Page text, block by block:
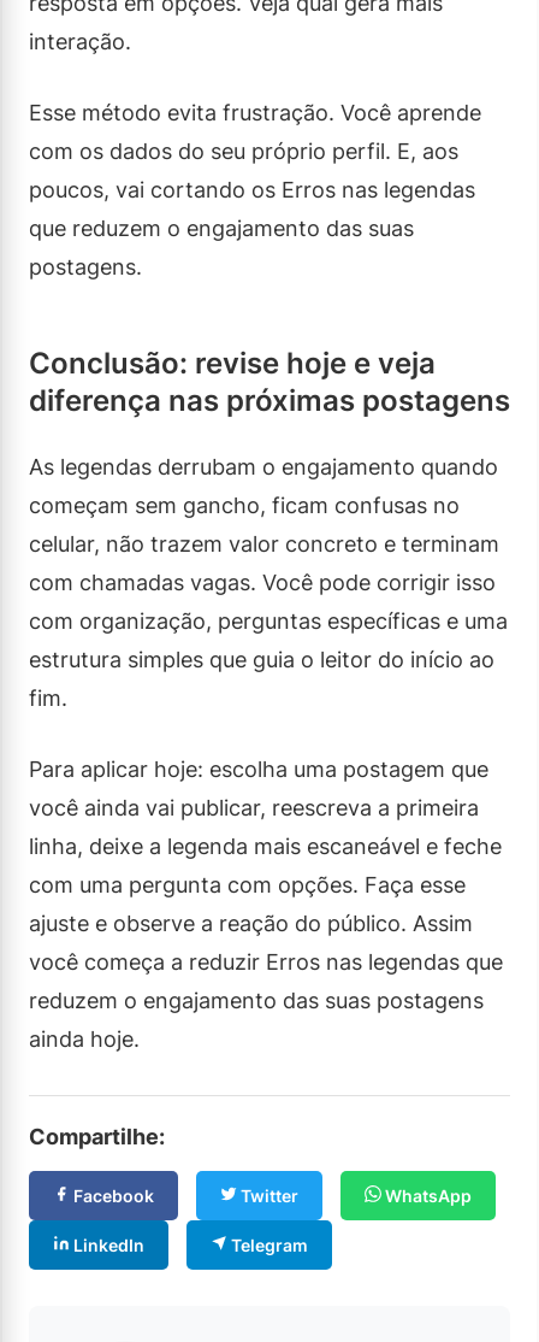
interação.
Esse método evita frustração. Você aprende
com os dados do seu próprio perfil. E, aos
poucos, vai cortando os Erros nas legendas
que reduzem o engajamento das suas
postagens.
Conclusão: revise hoje e veja
diferença nas próximas postagens
As legendas derrubam o engajamento quando
começam sem gancho, ficam confusas no
celular, não trazem valor concreto e terminam
com chamadas vagas. Você pode corrigir isso
com organização, perguntas específicas e uma
estrutura simples que guia o leitor do início ao
fim.
Para aplicar hoje: escolha uma postagem que
você ainda vai publicar, reescreva a primeira
linha, deixe a legenda mais escaneável e feche
com uma pergunta com opções. Faça esse
ajuste e observe a reação do público. Assim
você começa a reduzir Erros nas legendas que
reduzem o engajamento das suas postagens
ainda hoje.
Compartilhe:
Facebook Twitter WhatsApp
LinkedIn Telegram